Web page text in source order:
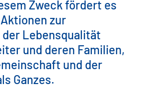
Zweck fördert es
zur
Lebensqualität
und deren Familien,
und der
Ganzes.